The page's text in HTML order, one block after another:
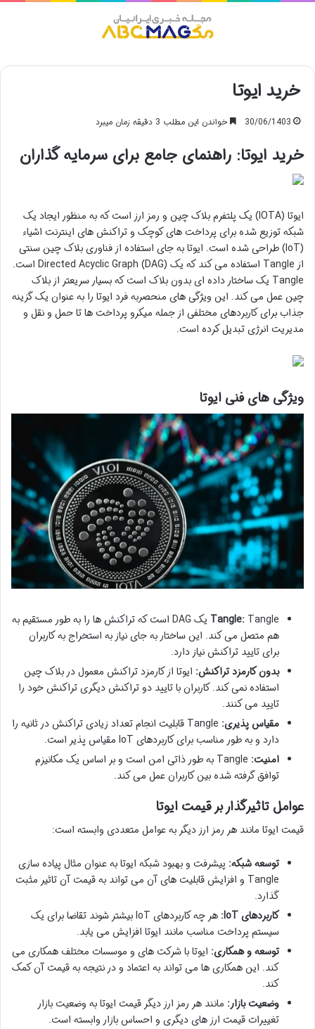
خرید ایوتا
30/06/1403 خواندن این مطلب 3 دقیقه زمان میبرد
خرید ایوتا: راهنمای جامع برای سرمایه گذاران
ایوتا (IOTA) یک پلتفرم بلاک چین و رمز ارز است که به منظور ایجاد یک
شبکه توزیع شده برای پرداخت های کوچک و تراکنش های اینترنت اشیاء
(IoT) طراحی شده است. ایوتا به جای استفاده از فناوری بلاک چین سنتی
از Tangle استفاده می کند که یک Directed Acyclic Graph (DAG) است.
Tangle یک ساختار داده ای بدون بلاک است که بسیار سریعتر از بلاک
چین عمل می کند. این ویژگی های منحصربه فرد ایوتا را به عنوان یک گزینه
جذاب برای کاربردهای مختلفی از جمله میکرو پرداخت ها تا حمل و نقل و
مدیریت انرژی تبدیل کرده است.
ویژگی های فنی ایوتا
Tangle:
Tangle یک DAG است که تراکنش ها را به طور مستقیم به
هم متصل می کند. این ساختار به جای نیاز به استخراج به کاربران
برای تایید تراکنش نیاز دارد.
بدون کارمزد تراکنش: ایوتا از کارمزد تراکنش معمول در بلاک چین
استفاده نمی کند. کاربران با تایید دو تراکنش دیگری تراکنش خود را
تایید می کنند.
مقیاس پذیری:
Tangle قابلیت انجام تعداد زیادی تراکنش در ثانیه را
دارد و به طور مناسب برای کاربردهای IoT مقیاس پذیر است.
امنیت:
Tangle به طور ذاتی امن است و بر اساس یک مکانیزم
توافق گرفته شده بین کاربران عمل می کند.
عوامل تاثیرگذار بر قیمت ایوتا
قیمت ایوتا مانند هر رمز ارز دیگر به عوامل متعددی وابسته است:
توسعه شبکه: پیشرفت و بهبود شبکه ایوتا به عنوان مثال پیاده سازی
Tangle و افزایش قابلیت های آن می تواند به قیمت آن تاثیر مثبت
گذارد.
کاربردهای IoT:
هر چه کاربردهای IoT بیشتر شوند تقاضا برای یک
سیستم پرداخت مناسب مانند ایوتا افزایش می یابد.
توسعه و همکاری: ایوتا با شرکت های و موسسات مختلف همکاری می
کند. این همکاری ها می تواند به اعتماد و در نتیجه به قیمت آن کمک
کند.
وضعیت بازار: مانند هر رمز ارز دیگر قیمت ایوتا به وضعیت بازار
تغییرات قیمت ارز های دیگری و احساس بازار وابسته است.